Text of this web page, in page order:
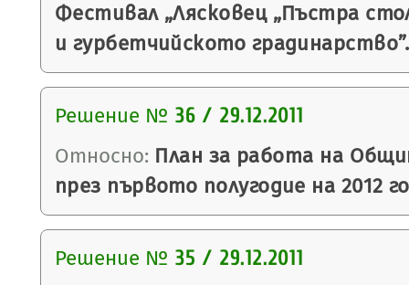
Фестивал „Лясковец „Пъстра
и гурбетчийското градинарство”.
Решение № 36 / 29.12.2011
Относно: План за работа на
през първото полугодие на 2012
Решение № 35 / 29.12.2011